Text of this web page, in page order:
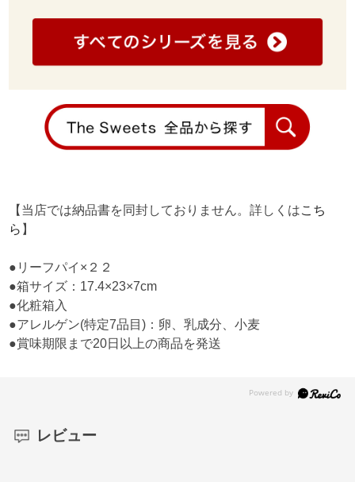
【当店では納品書を同封しておりません。詳しくはこち
ら 】
●リーフパイ×２２
●箱サイズ：17.4×23×7cm
●化粧箱入
●アレルゲン(特定7品目)：卵、乳成分、小麦
●賞味期限まで20日以上の商品を発送
レビュー